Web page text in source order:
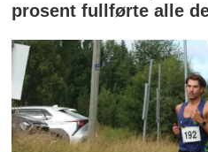
prosent fullførte alle